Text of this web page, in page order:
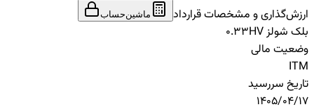
ارزش‌گذاری و مشخصات قرارداد
ماشین‌حساب
بلک شولز HV
0.33
وضعیت مالی
ITM
تاریخ سررسید
1405/04/17